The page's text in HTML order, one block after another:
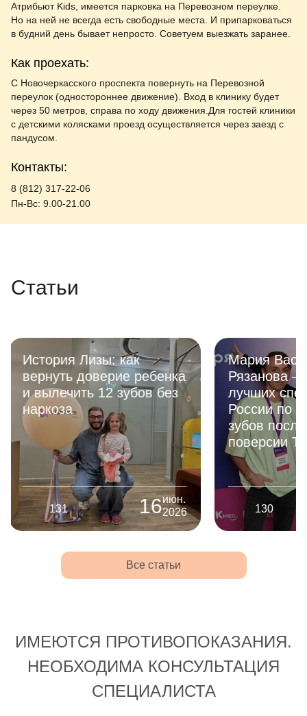
Атрибьют Kids, имеется парковка на Перевозном переулке.
Но на ней не всегда есть свободные места. И припарковаться
в будний день бывает непросто. Советуем выезжать заранее.
Как проехать:
С Новочеркасского проспекта повернуть на Перевозной
переулок (одностороннее движение). Вход в клинику будет
через 50 метров, справа по ходу движения.Для гостей клиники
с детскими колясками проезд осуществляется через заезд с
пандусом.
Контакты:
8 (812) 317-22-06
Пн-Вс: 9.00-21.00
Статьи
Мария Васильевна
Рязанова — в ТОП-5
лучших специалистов
России по реставрации
зубов после травмы!
поверсии TEENS 2025
130 16июн.
2026
Премия
KIDS 2026
130
Все статьи
ИМЕЮТСЯ ПРОТИВОПОКАЗАНИЯ.
НЕОБХОДИМА КОНСУЛЬТАЦИЯ
СПЕЦИАЛИСТА